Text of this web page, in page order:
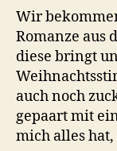
Wir
Romanze aus
diese bringt
auch noch
gepaart mit
mich alles